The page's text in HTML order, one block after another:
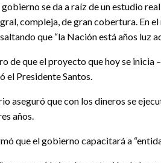
gobierno se da a raíz de un estudio
compleja, de gran cobertura. En
que “la Nación está años luz
de que el proyecto que hoy se
el Presidente Santos.
aseguró que con los dineros se
años.
que el gobierno capacitará a